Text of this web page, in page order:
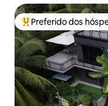
Entre os melhores
Preferido dos